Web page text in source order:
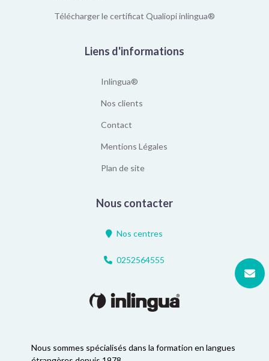
Nous sommes spécialisés dans la formation en langues
Télécharger le certificat Qualiopi inlingua®
Liens d'informations
Inlingua®
Nos clients
Contact
Mentions Légales
Plan de site
Nous contacter
Nos centres
0252564555